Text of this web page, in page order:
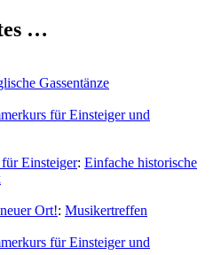
…
Gassentänze
für Einsteiger und
Einsteiger: Einfache historische
Ort!: Musikertreffen
für Einsteiger und